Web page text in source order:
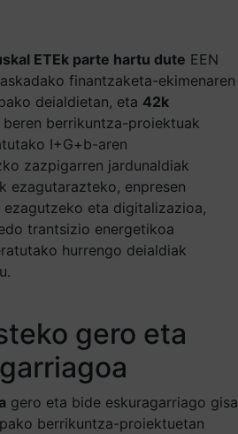
ETEk parte hartu dute EEN
finantzaketa-ekimenaren
deialdietan, eta 42k
beren berrikuntza-proiektuak
I+G+b-aren
zazpigarren jardunaldiak
ezagutarazteko, enpresen
eta digitalizazioa,
trantsizio energetikoa
hurrengo deialdiak
gero eta
gero eta bide eskuragarriago gisa
berrikuntza-proiektuetan